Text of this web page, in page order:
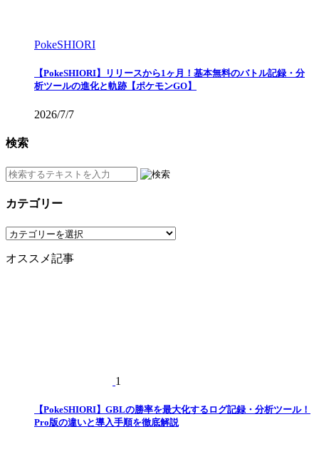
PokeSHIORI
【PokeSHIORI】リリースから1ヶ月！基本無料のバトル記録・分
析ツールの進化と軌跡【ポケモンGO】
2026/7/7
検索
カテゴリー
カ
ゴ
オススメ記事
1
【PokeSHIORI】GBLの勝率を最大化するログ記録・分析ツール！
Pro版の違いと導入手順を徹底解説